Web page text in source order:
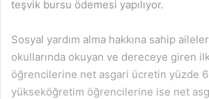
teşvik bursu ödemesi yapılıyor.
Sosyal yardım alma hakkına sahip
okullarında okuyan ve dereceye giren
öğrencilerine net asgari ücretin yüzde
yükseköğretim öğrencilerine ise net